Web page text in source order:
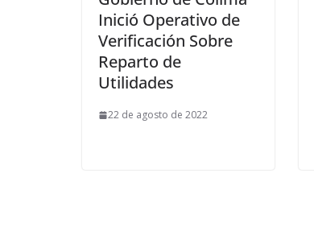
Inició Operativo de
Verificación Sobre
Reparto de
Utilidades
22 de agosto de 2022